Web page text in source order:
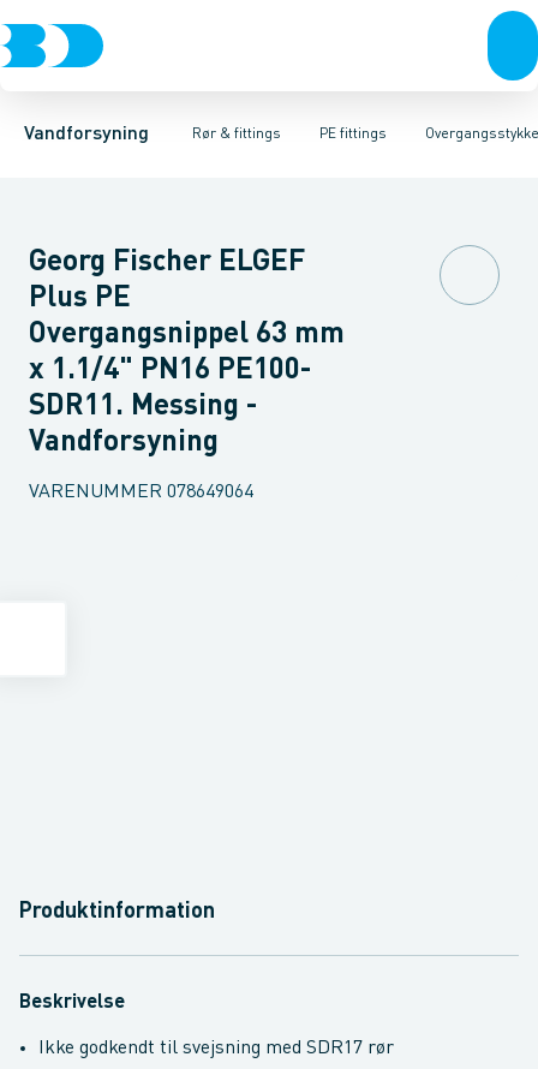
Vandforsyning Rør & fittings
Rør & fittingsKoblinger & anboringerMuffer, klemmer &
PE fittings
PE rørPE EL fittingsPE fittings Duktiljern fittings
Vinkler 90gr.Vinkler 60gr.Vinkler 45gr.Vinkler 30gr.Vinkler
Georg Fischer ELGEF
Plus PE
Overgangsnippel 63 mm
x 1.1/4" PN16 PE100-
SDR11. Messing -
Vandforsyning
VARENUMMER 078649064
Produktinformation
Beskrivelse
Ikke godkendt til svejsning med SDR17 rør